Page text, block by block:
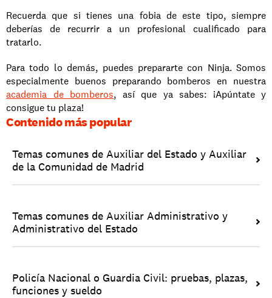
Recuerda que si tienes una fobia de este tipo, siempre
deberías de recurrir a un profesional cualificado para
tratarlo.
Para todo lo demás, puedes prepararte con Ninja. Somos
academia de bomberos, así que ya sabes: ¡Apúntate y
consigue tu plaza!
Contenido más popular
Temas comunes de Auxiliar del Estado y Auxiliar
de la Comunidad de Madrid
Temas comunes de Auxiliar Administrativo y
Administrativo del Estado
Policía Nacional o Guardia Civil: pruebas, plazas,
funciones y sueldo